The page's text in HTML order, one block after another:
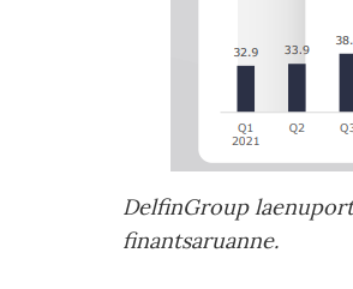
DelfinGroup
finantsaruanne.